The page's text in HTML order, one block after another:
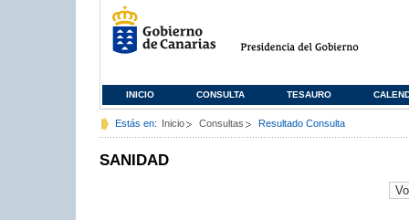
INICIO CONSULTA TESAURO
Estás en: Inicio Consultas Resultado Consulta
SANIDAD